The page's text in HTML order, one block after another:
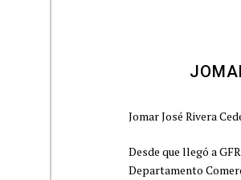
Jomar José Rivera
Desde que llegó a
Departamento